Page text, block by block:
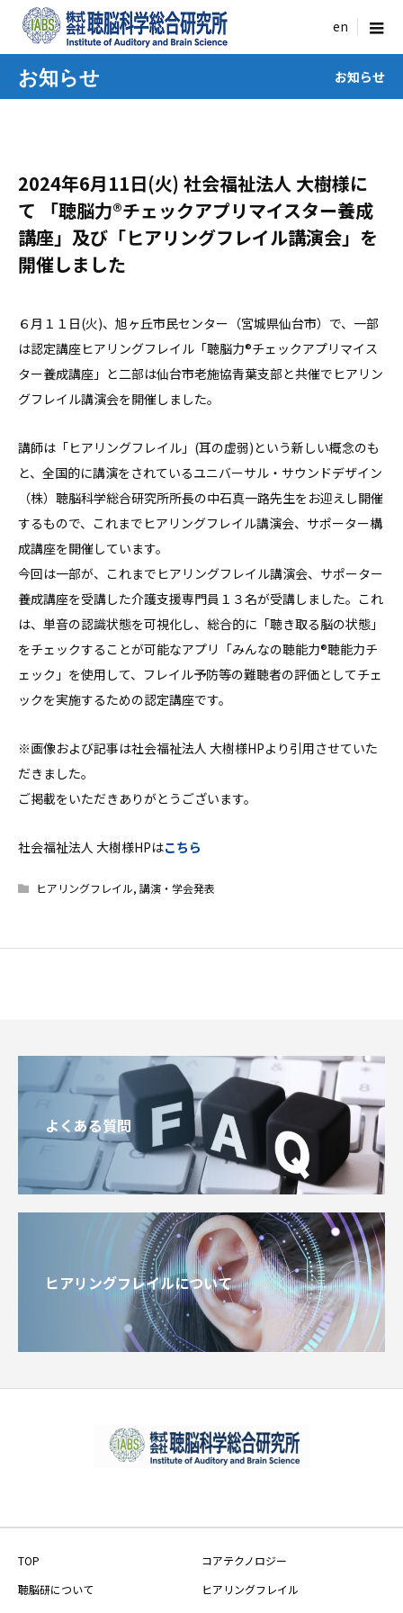
menu
お知らせ お知らせ
2024年6月11日(火) 社会福祉法人 大樹様に
て 「聴脳力®チェックアプリマイスター養成
講座」及び「ヒアリングフレイル講演会」を
開催しました
６月１１日(火)、旭ヶ丘市民センター（宮城県仙台市）で、一部
は認定講座ヒアリングフレイル「聴脳力®チェックアプリマイス
ター養成講座」と二部は仙台市老施協青葉支部と共催でヒアリン
グフレイル講演会を開催しました。
講師は「ヒアリングフレイル」(耳の虚弱)という新しい概念のも
と、全国的に講演をされているユニバーサル・サウンドデザイン
（株）聴脳科学総合研究所所長の中石真一路先生をお迎えし開催
するもので、これまでヒアリングフレイル講演会、サポーター構
成講座を開催しています。
今回は一部が、これまでヒアリングフレイル講演会、サポーター
養成講座を受講した介護支援専門員１３名が受講しました。これ
は、単音の認識状態を可視化し、総合的に「聴き取る脳の状態」
をチェックすることが可能なアプリ「みんなの聴能力®聴能力チ
ェック」を使用して、フレイル予防等の難聴者の評価としてチェ
ックを実施するための認定講座です。
※画像および記事は社会福祉法人 大樹様HPより引用させていた
だきました。
ご掲載をいただきありがとうございます。
社会福祉法人 大樹様HPはこちら
ヒアリングフレイル, 講演・学会発表
よくある質問
ヒアリングフレイルについて
TOP
コアテクノロジー
聴脳研について
ヒアリングフレイル